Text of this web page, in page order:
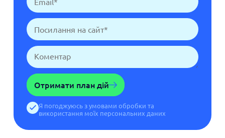
Отримати план дій
Я погоджуюсь з умовами обробки та
використання моїх персональних даних